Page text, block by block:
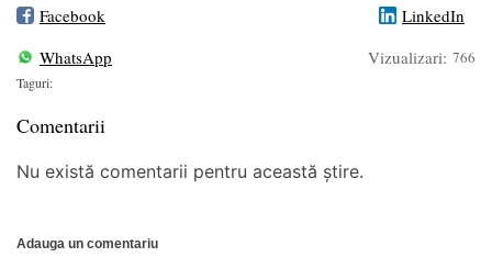
Facebook
LinkedIn
WhatsApp
Vizualizari: 766
Taguri:
Comentarii
Nu există comentarii pentru această știre.
Adauga un comentariu